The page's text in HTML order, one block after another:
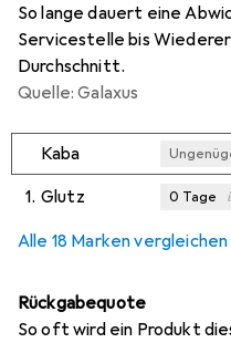
So lange dauert eine
Servicestelle bis
Durchschnitt.
Quelle: Galaxus
Kaba
1. Glutz 0 Tage i
Alle 18 Marken vergleichen
Rückgabequote
So oft wird ein Produkt